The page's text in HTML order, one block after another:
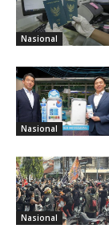
Nasional
Nasional
Nasional